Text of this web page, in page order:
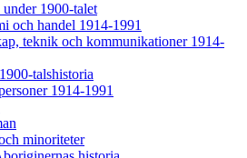
under 1900-talet
och handel 1914-1991
teknik och kommunikationer 1914-
talshistoria
1914-1991
minoriteter